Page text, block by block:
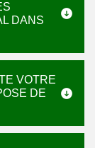
DANS
VOTRE
DE